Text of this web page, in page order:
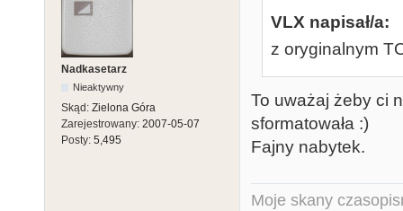
Nadkasetarz
Nieaktywny
Skąd: Zielona Góra
Zarejestrowany: 2007-05-07
Posty: 5,495
VLX napisał/a:
z oryginalnym
To uważaj żeby ci
sformatowała :)
Fajny nabytek.
Moje skany